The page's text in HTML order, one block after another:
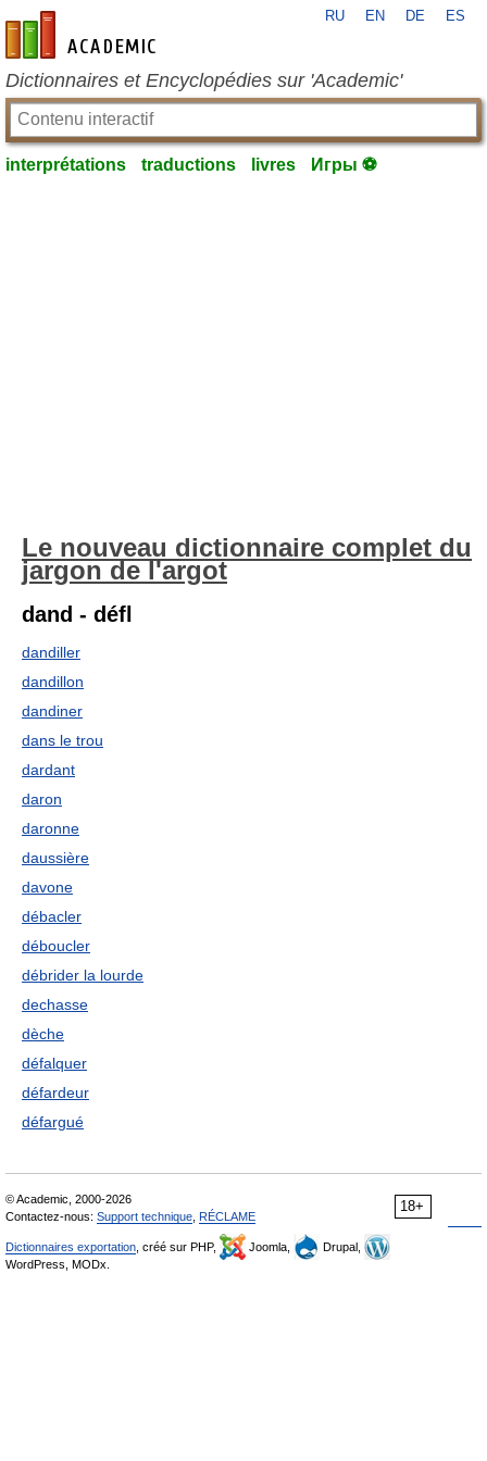
fr-academic.com
RU EN DE ES
Dictionnaires et Encyclopédies sur 'Academic'
interprétations traductions livres Игры ⚽
Le nouveau dictionnaire complet du
jargon de l'argot
dand - défl
dandiller
dandillon
dandiner
dans le trou
dardant
daron
daronne
daussière
davone
débacler
déboucler
débrider la lourde
dechasse
dèche
défalquer
défardeur
défargué
18+
© Academic, 2000-2026
Contactez-nous: Support technique RÉCLAME
Dictionnaires exportation , créé sur PHP, Joomla,
Drupal,
WordPress, MODx.